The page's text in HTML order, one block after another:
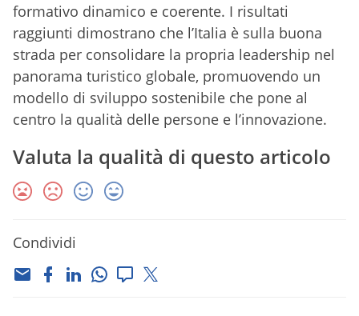
formativo dinamico e coerente. I risultati
raggiunti dimostrano che l’Italia è sulla buona
strada per consolidare la propria leadership nel
panorama turistico globale, promuovendo un
modello di sviluppo sostenibile che pone al
centro la qualità delle persone e l’innovazione.
Valuta la qualità di questo articolo
Condividi